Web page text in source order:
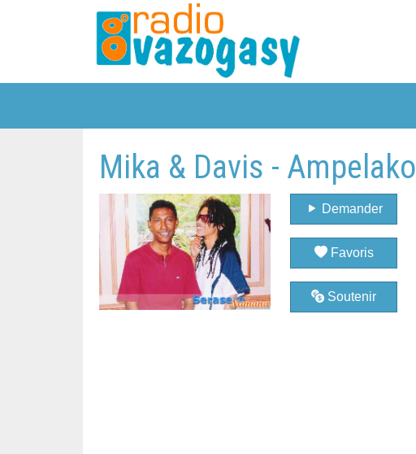
Mika & Davis - Ampelako
Demander
Favoris
Soutenir